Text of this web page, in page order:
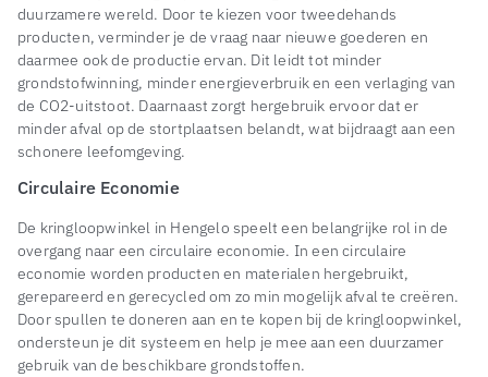
duurzamere wereld. Door te kiezen voor tweedehands
producten, verminder je de vraag naar nieuwe goederen en
daarmee ook de productie ervan. Dit leidt tot minder
grondstofwinning, minder energieverbruik en een verlaging van
de CO2-uitstoot. Daarnaast zorgt hergebruik ervoor dat er
minder afval op de stortplaatsen belandt, wat bijdraagt aan een
schonere leefomgeving.
Circulaire Economie
De kringloopwinkel in Hengelo speelt een belangrijke rol in de
overgang naar een circulaire economie. In een circulaire
economie worden producten en materialen hergebruikt,
gerepareerd en gerecycled om zo min mogelijk afval te creëren.
Door spullen te doneren aan en te kopen bij de kringloopwinkel,
ondersteun je dit systeem en help je mee aan een duurzamer
gebruik van de beschikbare grondstoffen.